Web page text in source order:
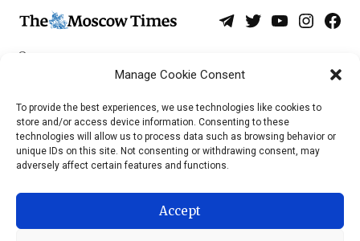
Manage Cookie Consent
To provide the best experiences, we use technologies like cookies to
store and/or access device information. Consenting to these
technologies will allow us to process data such as browsing behavior or
unique IDs on this site. Not consenting or withdrawing consent, may
adversely affect certain features and functions.
Accept
Telegram
TwitterYouTubeInstagram
О нас
Политика конфиденциальности
iOS
Android